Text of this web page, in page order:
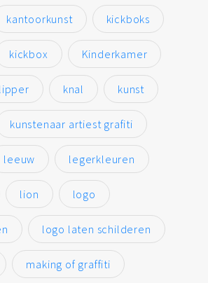
kantoorkunst kickboks
kickbox Kinderkamer
knal kunst
kunstenaar artiest grafiti
leeuw legerkleuren
lion logo
logo laten schilderen
making of graffiti